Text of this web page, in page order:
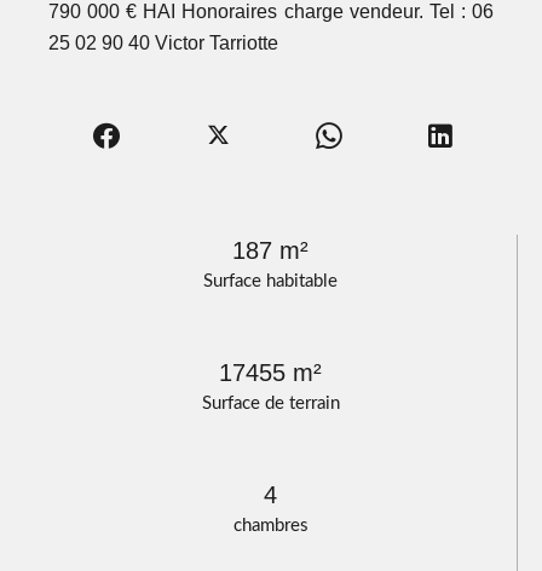
Surface habitable
187 m²
Surface de terrain
17455 m²
chambres
4
790 000 € HAI Honoraires charge vendeur. Tel : 06
25 02 90 40 Victor Tarriotte